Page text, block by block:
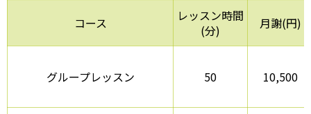
コース
レッスン時間
(分)
月謝(円)
グループレッスン 50 10,500